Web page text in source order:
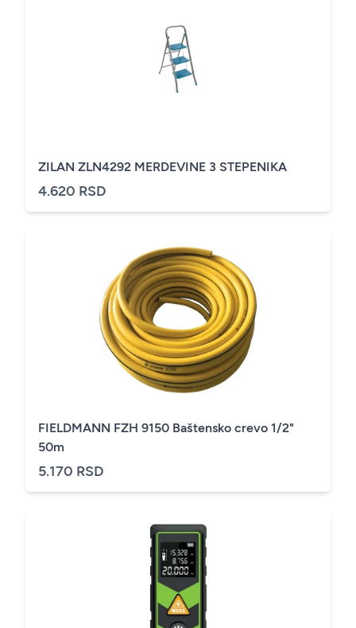
ZILAN ZLN4292 MERDEVINE 3 STEPENIKA
4.620 RSD
FIELDMANN FZH 9150 Baštensko crevo 1/2"
50m
5.170 RSD